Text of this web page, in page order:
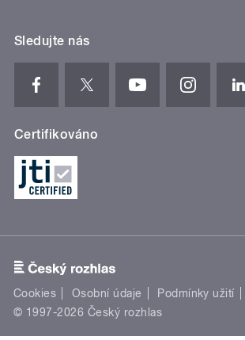
Sledujte nás
Certifikováno
Cookies Osobní údaje Podmínky užití
© 1997-2026 Český rozhlas